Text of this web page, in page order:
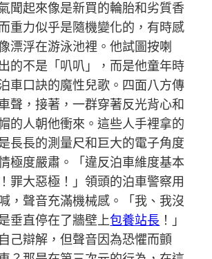
聞起來像是新買的輪胎和劣質香
重力似乎是隨機變化的，有時感
漂浮在游泳池裡。他試圖按喇
的不是「叭叭」，而是他童年時
車口訣的魔性兒歌。四面八方傳
聲，接著，一群穿著反光背心和
的人朝他衝來。這些人手裡拿的
長長的測量尺和巨大的電子角度
極度嚴肅。「違反泊車維度基本
罪大惡極！」領頭的泊車警察用
，聲音充滿機械感。「我、我沒
垂直停在了牆壁上包養站長 ！」
己辯解，但聲音因為恐懼而顫